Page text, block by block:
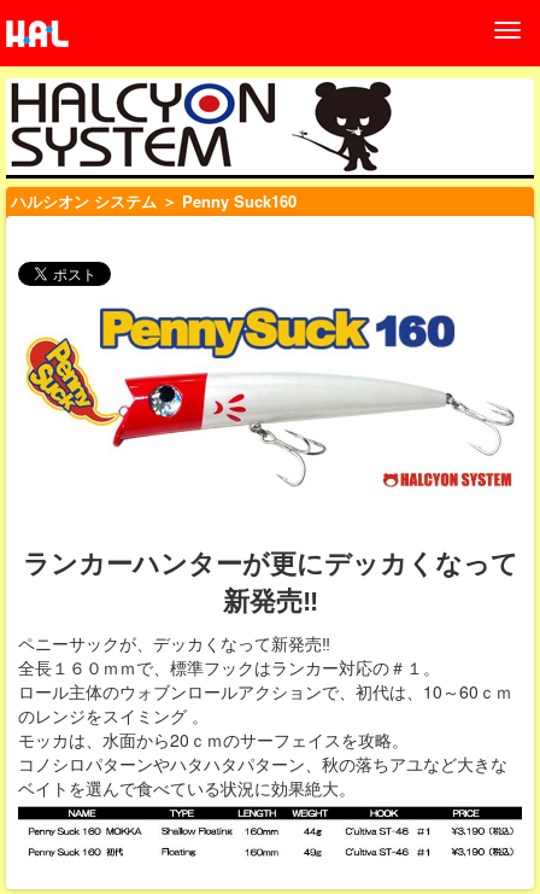
ハルシオン システム ＞ Penny Suck160
ランカーハンターが更にデッカくなって
新発売‼
ペニーサックが、デッカくなって新発売‼
全長１６０ｍｍで、標準フックはランカー対応の＃１。
ロール主体のウォブンロールアクションで、初代は、10～60ｃｍ
のレンジをスイミング 。
モッカは、水面から20ｃｍのサーフェイスを攻略。
コノシロパターンやハタハタパターン、秋の落ちアユなど大きな
ベイトを選んで食べている状況に効果絶大。